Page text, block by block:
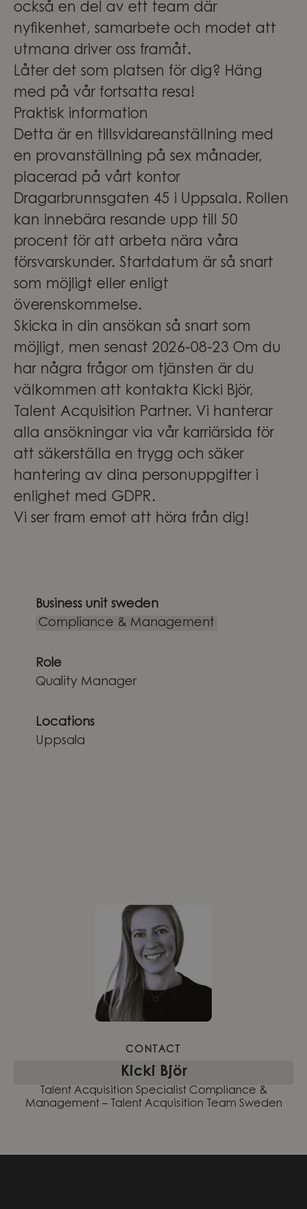
också en del av ett team där
nyfikenhet, samarbete och modet att
utmana driver oss framåt.
Låter det som platsen för dig? Häng
med på vår fortsatta resa!
Praktisk information
Detta är en tillsvidareanställning med
en provanställning på sex månader,
placerad på vårt kontor
Dragarbrunnsgaten 45 i Uppsala. Rollen
kan innebära resande upp till 50
procent för att arbeta nära våra
försvarskunder. Startdatum är så snart
som möjligt eller enligt
överenskommelse.
Skicka in din ansökan så snart som
möjligt, men senast 2026-08-23 Om du
har några frågor om tjänsten är du
välkommen att kontakta Kicki Björ,
Talent Acquisition Partner. Vi hanterar
alla ansökningar via vår karriärsida för
att säkerställa en trygg och säker
hantering av dina personuppgifter i
enlighet med GDPR.
Vi ser fram emot att höra från dig!
Business unit sweden
Compliance & Management
Role
Quality Manager
Locations
Uppsala
CONTACT
Kicki Björ
Talent Acquisition Specialist Compliance &
Management – Talent Acquisition Team Sweden